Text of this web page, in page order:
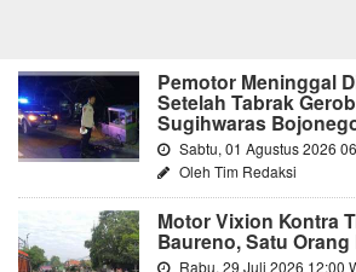
Pemotor Meninggal
Setelah Tabrak
Sugihwaras
Sabtu, 01 Agustus 2026
Oleh Tim Redaksi
Motor Vixion Kontra
Baureno, Satu
Rabu, 29 Juli 2026 12:00